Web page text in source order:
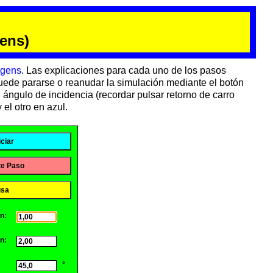
. Las explicaciones para cada uno de los pasos
pararse o reanudar la simulación mediante el botón
de incidencia (recordar pulsar retorno de carro
el otro en azul.
Paso
°